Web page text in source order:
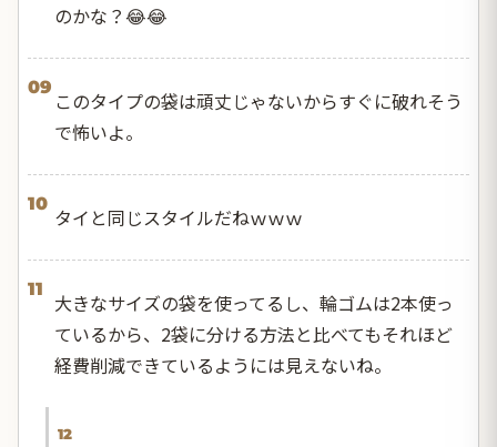
のかな？😂😂
09
このタイプの袋は頑丈じゃないからすぐに破れそう
で怖いよ。
10
タイと同じスタイルだねｗｗｗ
11
大きなサイズの袋を使ってるし、輪ゴムは2本使っ
ているから、2袋に分ける方法と比べてもそれほど
経費削減できているようには見えないね。
12